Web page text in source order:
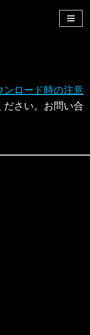
ンロード時の注意
ださい。お問い合